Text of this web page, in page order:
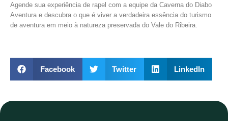
Agende sua experiência de rapel com a equipe da Caverna do Diabo
Aventura e descubra o que é viver a verdadeira essência do turismo
de aventura em meio à natureza preservada do Vale do Ribeira.
Facebook Twitter LinkedIn